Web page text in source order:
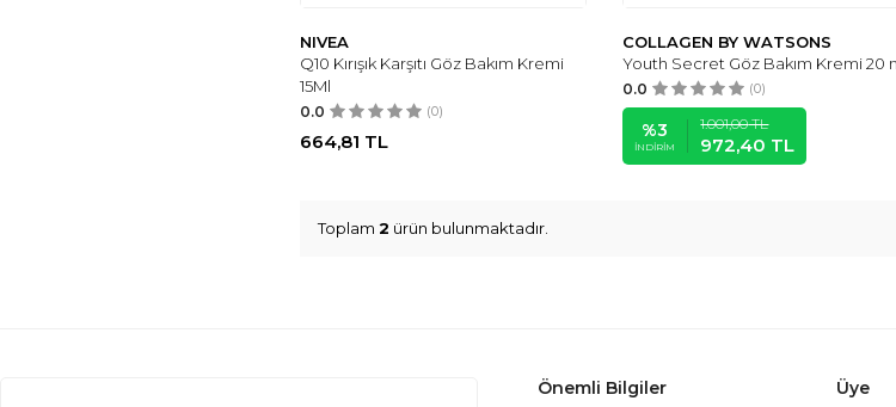
NIVEA
Q10 Kırışık Karşıtı Göz Bakım Kremi
15Ml
0.0 (0)
664,81 TL
COLLAGEN BY WATSONS
Youth Secret Göz Bakım Kremi 20
0.0 (0)
%3
İNDIRIM
1.001,00TL
972,40 TL
Toplam 2 ürün bulunmaktadır.
Önemli Bilgiler Üye